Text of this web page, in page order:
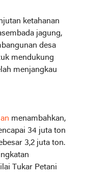
ketahanan
jagung,
desa
mendukung
menjangkau
menambahkan,
34 juta ton
3,2 juta ton.
Tukar Petani